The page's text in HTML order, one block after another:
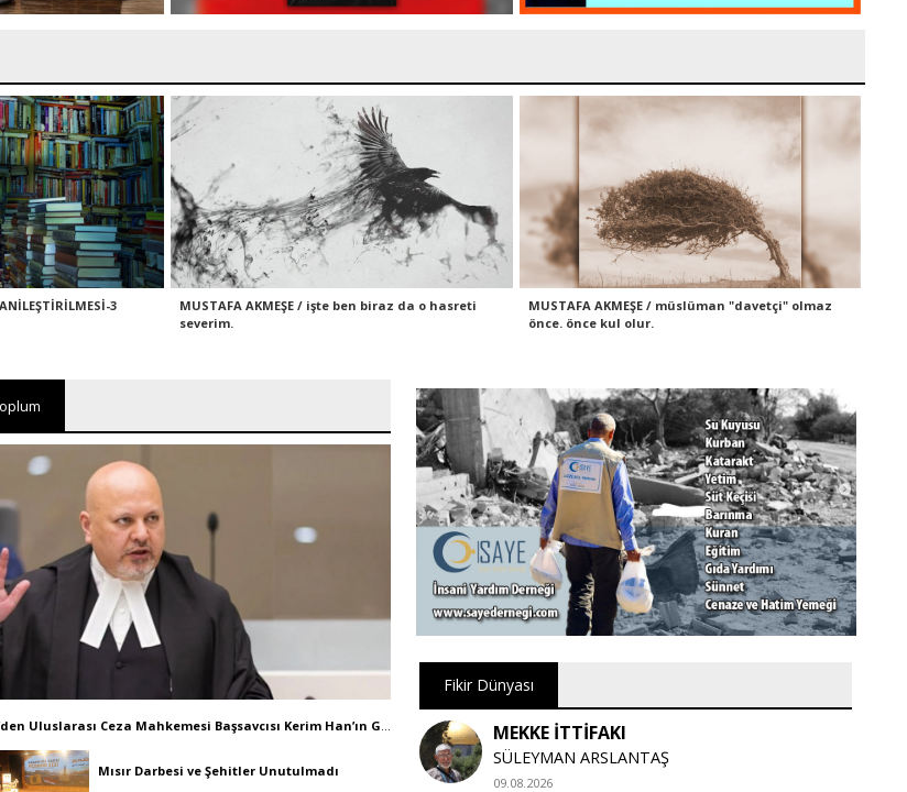
3
MUSTAFA AKMEŞE / işte ben biraz da o hasreti
severim.
MUSTAFA AKMEŞE / müslüman "davetçi" olmaz
önce. önce kul olur.
Mısır Darbesi ve Şehitler Unutulmadı
Fikir Dünyası
MEKKE İTTİFAKI
SÜLEYMAN ARSLANTAŞ
09.08.2026